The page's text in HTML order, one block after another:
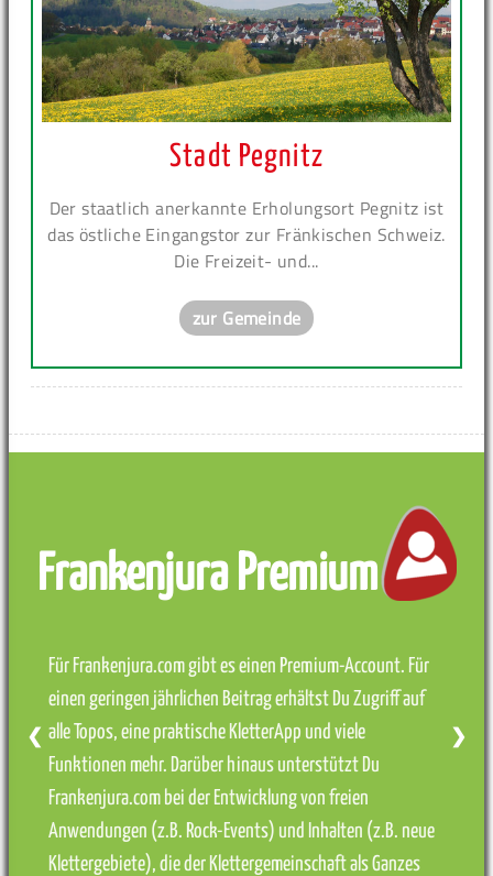
Stadt Pegnitz
Der staatlich anerkannte Erholungsort Pegnitz ist
das östliche Eingangstor zur Fränkischen Schweiz.
Die Freizeit- und...
zur Gemeinde
Frankenjura Premium
Für Frankenjura.com gibt es einen Premium-Account. Für
einen geringen jährlichen Beitrag erhältst Du Zugriff auf
alle Topos, eine praktische KletterApp und viele
Funktionen mehr. Darüber hinaus unterstützt Du
Frankenjura.com bei der Entwicklung von freien
Anwendungen (z.B. Rock-Events) und Inhalten (z.B. neue
Klettergebiete), die der Klettergemeinschaft als Ganzes
❮ ❯